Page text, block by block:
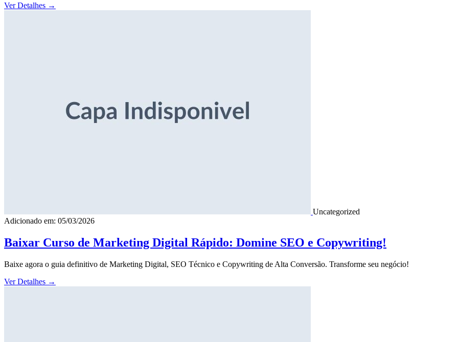
Ver Detalhes →
Uncategorized
Adicionado em: 05/03/2026
Baixar Curso de Marketing Digital Rápido: Domine SEO e Copywriting!
Baixe agora o guia definitivo de Marketing Digital, SEO Técnico e Copywriting de Alta Conversão. Transforme seu negócio!
Ver Detalhes →